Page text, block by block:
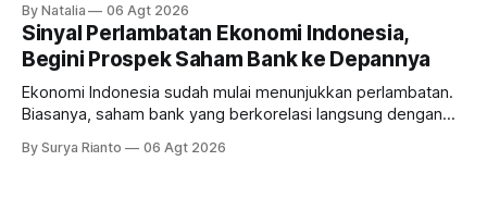
masih menarik dilirik?
By Natalia 06 Agt 2026
Sinyal Perlambatan Ekonomi Indonesia,
Begini Prospek Saham Bank ke Depannya
Ekonomi Indonesia sudah mulai menunjukkan perlambatan.
Biasanya, saham bank yang berkorelasi langsung dengan
bank ke depannya?
By Surya Rianto 06 Agt 2026